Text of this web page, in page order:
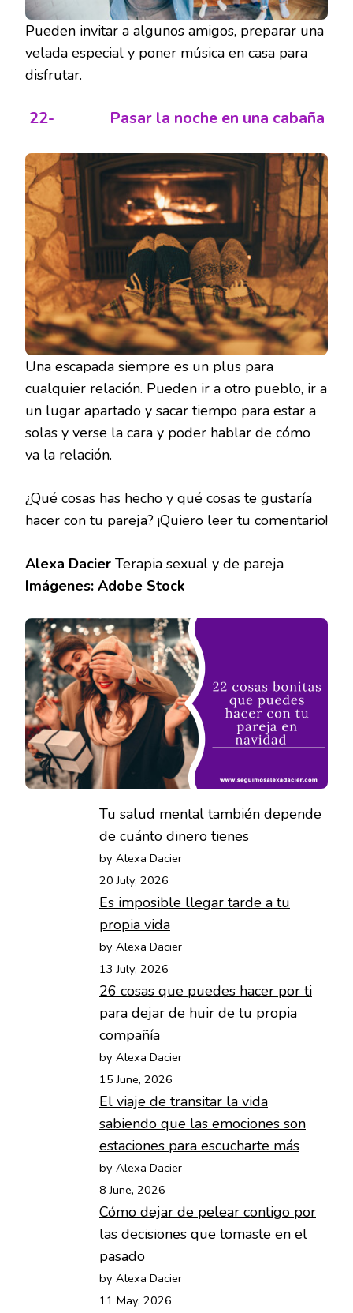
Pueden invitar a algunos amigos, preparar una
velada especial y poner música en casa para
disfrutar.
22- Pasar la noche en una cabaña
Una escapada siempre es un plus para
cualquier relación. Pueden ir a otro pueblo, ir a
un lugar apartado y sacar tiempo para estar a
solas y verse la cara y poder hablar de cómo
va la relación.
¿Qué cosas has hecho y qué cosas te gustaría
hacer con tu pareja? ¡Quiero leer tu comentario!
Alexa Dacier Terapia sexual y de pareja
Imágenes: Adobe Stock
Tu salud mental también depende
de cuánto dinero tienes
by Alexa Dacier
20 July, 2026
Es imposible llegar tarde a tu
propia vida
by Alexa Dacier
13 July, 2026
26 cosas que puedes hacer por ti
para dejar de huir de tu propia
compañía
by Alexa Dacier
15 June, 2026
El viaje de transitar la vida
sabiendo que las emociones son
estaciones para escucharte más
by Alexa Dacier
8 June, 2026
Cómo dejar de pelear contigo por
las decisiones que tomaste en el
pasado
by Alexa Dacier
11 May, 2026